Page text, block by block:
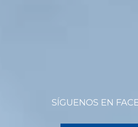
SÍGUENOS EN